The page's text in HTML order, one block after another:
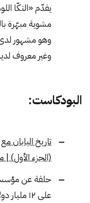
يقدّم «التكّا
مشوية مبهّرة
وهو مشهور لدى
وغير معروف
البودكاست:
تاريخ اليابان
(الجزء الأول) |
حلقة عن
على ١٢ مليار دولار: